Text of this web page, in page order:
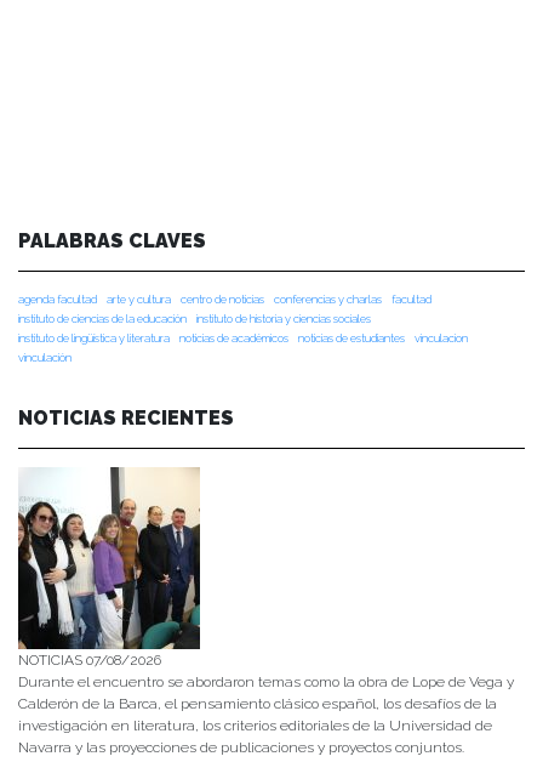
PALABRAS CLAVES
agenda facultad arte y cultura centro de noticias conferencias y charlas
facultad
instituto de ciencias de la educación
instituto de historia y ciencias sociales
instituto de lingüística y literatura
noticias de académicos noticias de estudiantes
vinculacion
vinculación
NOTICIAS RECIENTES
NOTICIAS 07/08/2026
Durante el encuentro se abordaron temas como la obra de Lope de Vega y
Calderón de la Barca, el pensamiento clásico español, los desafíos de la
investigación en literatura, los criterios editoriales de la Universidad de
Navarra y las proyecciones de publicaciones y proyectos conjuntos.